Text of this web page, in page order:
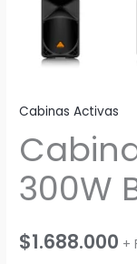
Cabinas Activas
300W
$1.688.000 +